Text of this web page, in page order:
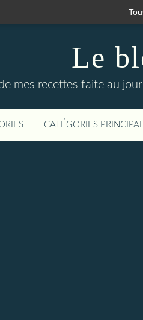
Le
mes recettes faite au
CATÉGORIES